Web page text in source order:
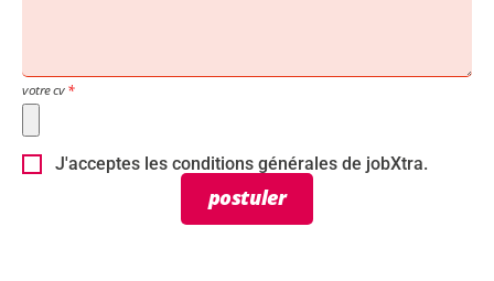
votre cv
J'acceptes les conditions générales de jobXtra.
postuler